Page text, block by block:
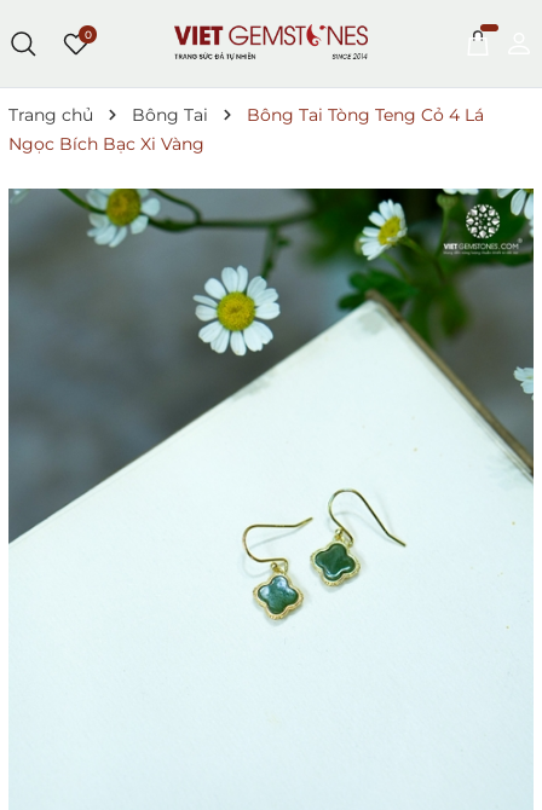
0
Trang chủ Bông Tai
Bông Tai Tòng Teng Cỏ 4 Lá
Ngọc Bích Bạc Xi Vàng